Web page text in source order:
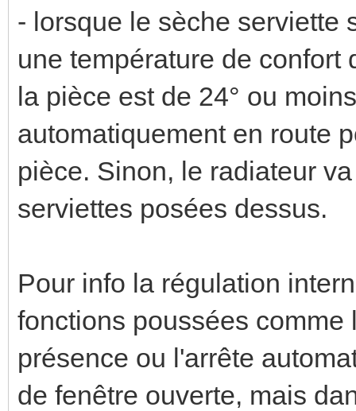
- lorsque le sèche serviette
une température de confort
la pièce est de 24° ou
automatiquement en route
pièce. Sinon, le radiateur
serviettes posées dessus.
Pour info la régulation
fonctions poussées
présence ou l'arrête
de fenêtre ouverte, mais